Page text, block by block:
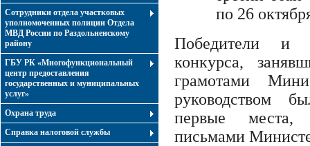
Сотрудники отдела участковых
уполномоченных полиции Отдела
МВД России по Раздольненскому
району
ГБУ РК «Многофункциональный
центр предоставления
государственных и муниципальных
услуг»
Охрана труда
Справка налоговой службы
по 26
Победители и
конкурса,
грамотами
руководством
первые места,
письмами